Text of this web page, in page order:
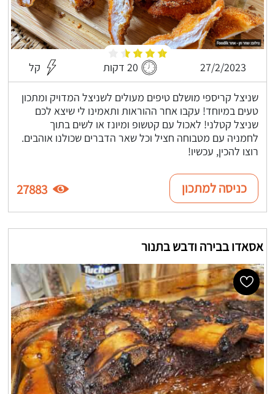
27/2/2023 20 דקות קל
שניצל קריספי מושלם טיפים מעולים לשניצל המדויק ומתכון
טעים במיוחד! עקבו אחר ההוראות ותאמינו לי שיצא לכם
שניצל קטלני! לאכול עם קטשופ ומיונז או לשים בתוך
לחמניה עם מטבוחה חציל וכל שאר הדברים שכולנו אוהבים.
רוצו להכין, עכשיו!
כניסה למתכון 27883
אסאדו בבירה ודבש בתנור